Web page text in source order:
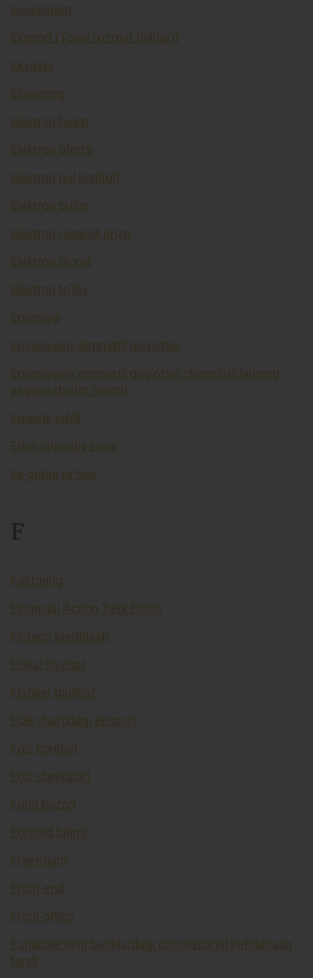
Ecosystem
Eksport (Tovar/xizmat (ishlar))
Ekvayer
Ekvayring
Elektron hujjat
Elektron oferta
Elektron pul instituti
Elektron pullar
Elektron raqamli imzo
Elektron tijorat
Elektron to’lov
Emissiya
Emissiyaviy qimmatli qog’ozlar
Emissiyaviy qimmatli qog’ozlar chiqarilishlarining
yagona davlat reestri
Empirik tahlil
Erkin iqtisodiy zona
Ex gratia toʻlovi
F
Faktoring
Financial Action Task Force
Fintech kreditlash
Fiskal siyosat
Flanker banklar
FOB shartidagi eksport
Foiz koridori
Foiz stavkalari
Fond bozori
Forvard bitimi
Freemium
Front-end
Front-office
Fuqarolarning banklardagi omonatlarini kafolatlash
fondi